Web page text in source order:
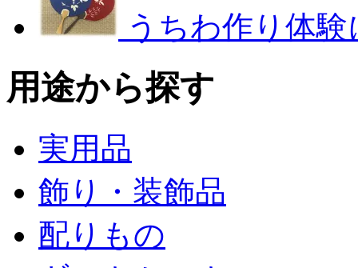
うちわ作り体
用途から探す
実用品
飾り・装飾品
配りもの